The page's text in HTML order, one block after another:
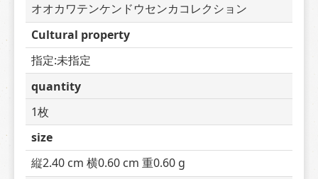
オオカワテンケンドウセンカコレクション
Cultural property
指定:未指定
quantity
1枚
size
縦2.40 cm 横0.60 cm 重0.60 g